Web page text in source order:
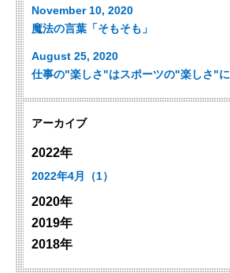
November 10, 2020
魔法の言葉「そもそも」
August 25, 2020
仕事の"楽しさ"はスポーツの"楽しさ"
アーカイブ
2022年
2022年4月（1）
2020年
2019年
2018年